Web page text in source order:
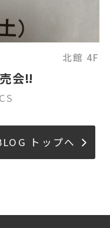
北館 4F
会‼️
トップへ